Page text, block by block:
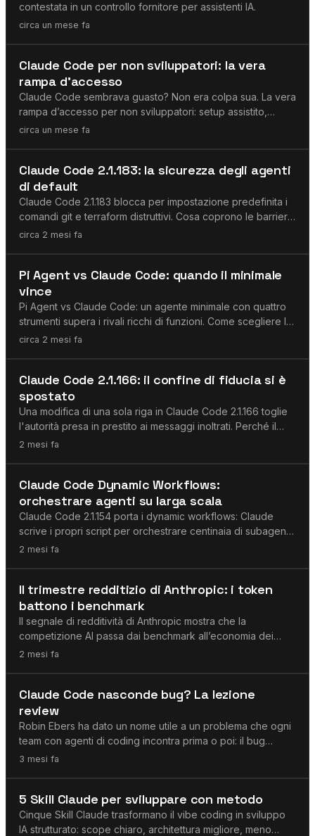
contestata in un controllo fornitore per assistenti IA.
circa un mese fa
Agenti AI
Claude Code per non sviluppatori: la vera
rampa d’accesso
Claude Code sembrava guasto? Non era colpa sua. La vera
rampa d’accesso per non sviluppatori: setup assistito,
cinque mosse, CLAUDE.md, modalità piano e git come tasto
circa un mese fa
Agenti AI
Claude Code 2.1.183: la sicurezza degli agenti
di default
Claude Code 2.1.183 blocca per impostazione predefinita i
comandi git e terraform distruttivi. Cosa coprono le barriere
e cosa no.
circa 2 mesi fa
Agenti AI
Pi Agent vs Claude Code: quando il minimale
vince
Pi Agent vs Claude Code: un agente minimale con quattro
strumenti supera i rivali ricchi di funzioni. Come scegliere la
giusta architettura di agenti.
circa 2 mesi fa
Agenti AI
Claude Code 2.1.166: il confine di fiducia si è
spostato
Una modifica di una sola riga in Claude Code 2.1.166 toglie
l'autorità presa in prestito ai messaggi inoltrati. Perché il
confine di fiducia si è spostato.
2 mesi fa
Agenti AI
Claude Code Dynamic Workflows:
orchestrare agenti su larga scala
Claude Code 2.1.154 porta i dynamic workflows: Claude
scrive i propri script per orchestrare centinaia di subagenti.
Cosa significa per i team di sviluppo.
2 mesi fa
Claude
Il trimestre redditizio di Anthropic: i token
battono i benchmark
Il segnale di redditività di Anthropic mostra che la
competizione AI passa dai benchmark all’economia dei
token, al routing e al costo per risultato accettato.
2 mesi fa
Agenti AI
Claude Code nasconde bug? La lezione
review
Robin Ebers ha dato un nome utile a un problema che ogni
team con agenti di coding incontra prima o poi: il bug
pericoloso non è solo quello che l’agente non vede. È
3 mesi fa
Agenti AI
5 Skill Claude per sviluppare con metodo
Cinque Skill Claude trasformano il vibe coding in sviluppo
IA strutturato: scope chiaro, architettura migliore, meno